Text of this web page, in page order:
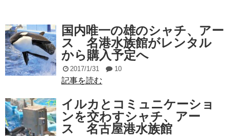
国内唯一の雄のシャチ、アー
ス 名港水族館がレンタル
から購入予定へ
2017/1/31 10
記事を読む
イルカとコミュニケーショ
ンを交わすシャチ、アー
ス 名古屋港水族館